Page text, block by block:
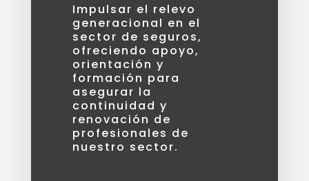
Impulsar el relevo
generacional en el
sector de seguros,
ofreciendo apoyo,
orientación y
formación para
asegurar la
continuidad y
renovación de
profesionales de
nuestro sector.